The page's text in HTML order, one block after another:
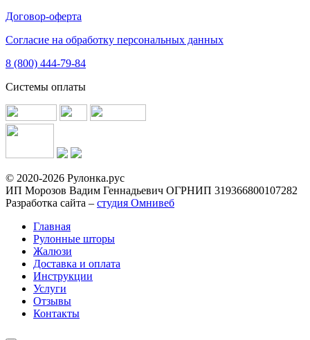
Договор-оферта
Согласие на обработку персональных данных
8 (800) 444-79-84
Системы оплаты
© 2020-2026 Рулонка.рус
ИП Морозов Вадим Геннадьевич ОГРНИП 319366800107282
Разработка сайта – студия Омнивеб
Главная
Рулонные шторы
Жалюзи
Доставка и оплата
Инструкции
Услуги
Отзывы
Контакты